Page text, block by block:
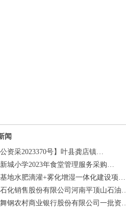
闻
公资采2023370号】叶县龚店镇…
城小学2023年食堂管理服务采购…
地水肥滴灌+雾化增湿一体化建设项…
化销售股份有限公司河南平顶山石油
钢农村商业银行股份有限公司一批资